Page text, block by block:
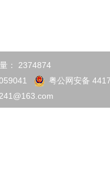
： 2374874
粤公网安备